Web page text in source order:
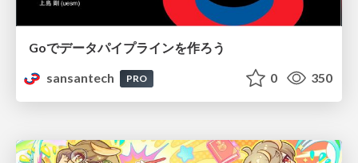
Goでデータパイプラインを作ろう
sansantech
PRO 0 350